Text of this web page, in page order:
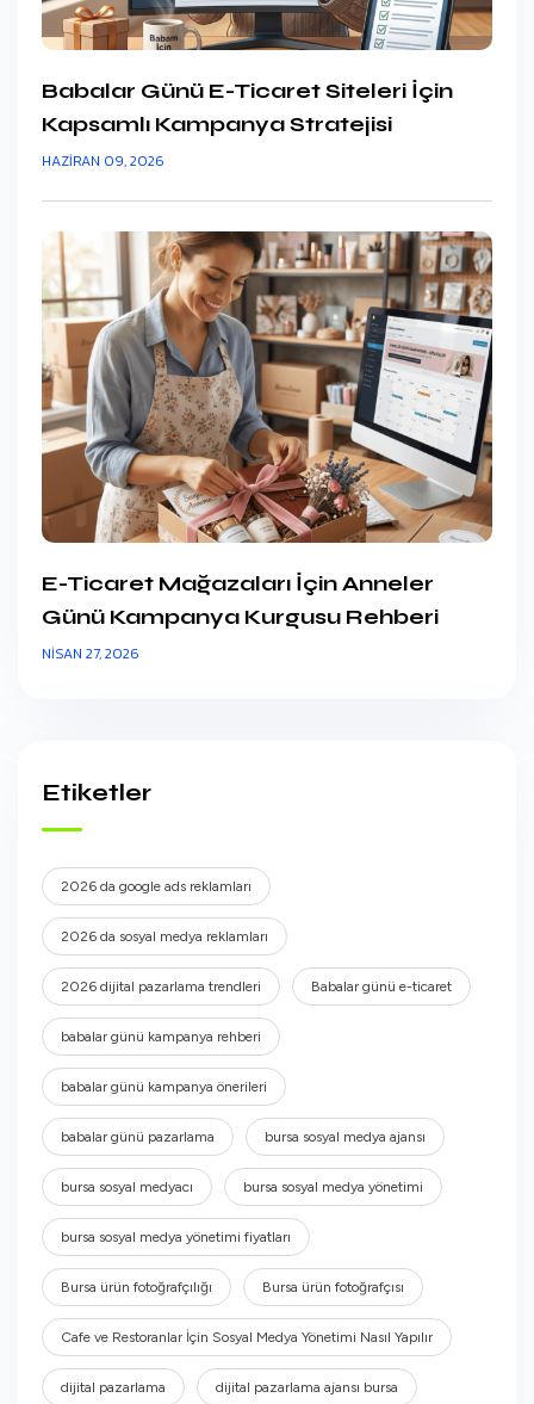
Babalar Günü E-Ticaret Siteleri İçin
Kapsamlı Kampanya Stratejisi
HAZIRAN 09, 2026
E-Ticaret Mağazaları İçin Anneler
Günü Kampanya Kurgusu Rehberi
NISAN 27, 2026
Etiketler
2026 da google ads reklamları
2026 da sosyal medya reklamları
2026 dijital pazarlama trendleri Babalar günü e-ticaret
babalar günü kampanya rehberi
babalar günü kampanya önerileri
babalar günü pazarlama bursa sosyal medya ajansı
bursa sosyal medyacı bursa sosyal medya yönetimi
bursa sosyal medya yönetimi fiyatları
Bursa ürün fotoğrafçılığı Bursa ürün fotoğrafçısı
Cafe ve Restoranlar İçin Sosyal Medya Yönetimi Nasıl Yapılır
dijital pazarlama dijital pazarlama ajansı bursa